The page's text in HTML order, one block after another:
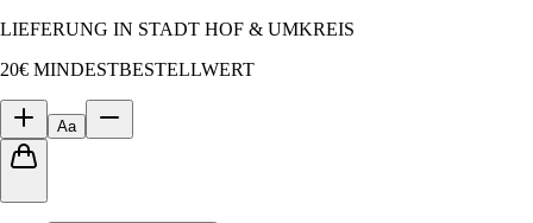
LIEFERUNG IN STADT HOF & UMKREIS
20€ MINDESTBESTELLWERT
Aa